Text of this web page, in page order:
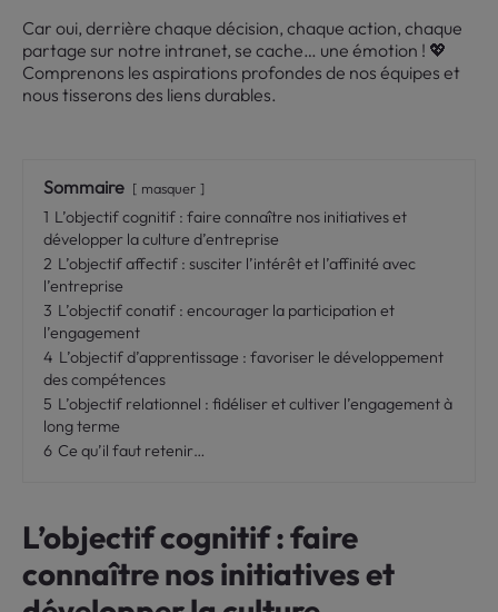
Car oui, derrière chaque décision, chaque action, chaque
partage sur notre intranet, se cache… une émotion ! 💖
Comprenons les aspirations profondes de nos équipes et
nous tisserons des liens durables.
Sommaire masquer
1 L’objectif cognitif : faire connaître nos initiatives et
développer la culture d’entreprise
2 L’objectif affectif : susciter l’intérêt et l’affinité avec
l’entreprise
3 L’objectif conatif : encourager la participation et
l’engagement
4 L’objectif d’apprentissage : favoriser le développement
des compétences
5 L’objectif relationnel : fidéliser et cultiver l’engagement à
long terme
6 Ce qu’il faut retenir…
L’objectif cognitif : faire
connaître nos initiatives et